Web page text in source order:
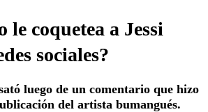
le coquetea a Jessi
sociales?
luego de un comentario que hizo
del artista bumangués.